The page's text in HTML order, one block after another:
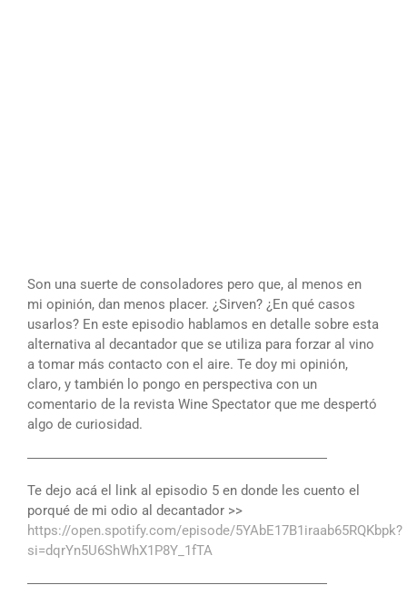
Son una suerte de consoladores pero que, al menos en
mi opinión, dan menos placer. ¿Sirven? ¿En qué casos
usarlos? En este episodio hablamos en detalle sobre esta
alternativa al decantador que se utiliza para forzar al vino
a tomar más contacto con el aire. Te doy mi opinión,
claro, y también lo pongo en perspectiva con un
comentario de la revista Wine Spectator que me despertó
algo de curiosidad.
――――――――――――――――――――――
Te dejo acá el link al episodio 5 en donde les cuento el
porqué de mi odio al decantador >>
https://open.spotify.com/episode/5YAbE17B1iraab65RQKbpk?
si=dqrYn5U6ShWhX1P8Y_1fTA
――――――――――――――――――――――